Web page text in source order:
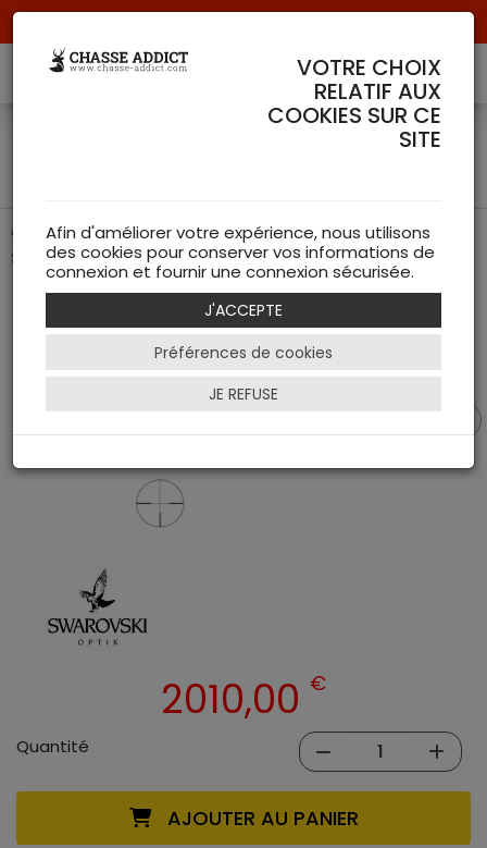
Lunette Swarovski Z6i 1-
Optique de battue avec réticule 4A-I et montage à rail
Swarovski SR.
2010,00 €
Quantité
AJOUTER AU PANIER
VOTRE CHOIX
RELATIF AUX
COOKIES SUR CE
SITE
Afin d'améliorer votre expérience, nous utilisons
des cookies pour conserver vos informations de
connexion et fournir une connexion sécurisée.
J'ACCEPTE
Préférences de cookies
JE REFUSE